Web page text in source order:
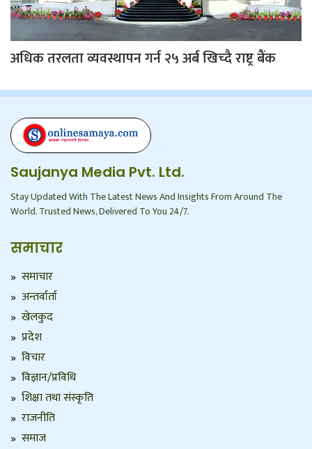
अधिक तरलता व्यवस्थापन गर्न २५ अर्ब खिच्दै राष्ट्र बैंक
Saujanya Media Pvt. Ltd.
Stay Updated With The Latest News And Insights From Around The
World. Trusted News, Delivered To You 24/7.
समाचार
समाचार
अन्तर्वार्ता
खेलकुद
प्रदेश
विचार
विज्ञान/प्रविधि
शिक्षा तथा संस्कृति
राजनीति
समाज